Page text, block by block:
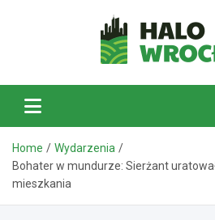
Home
Wydarzenia
Bohater w mundurze: Sierżant
mieszkania